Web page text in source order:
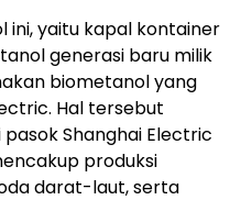
ini, yaitu kapal kontainer
generasi baru milik
biometanol yang
Hal tersebut
Shanghai Electric
produksi
darat-laut, serta